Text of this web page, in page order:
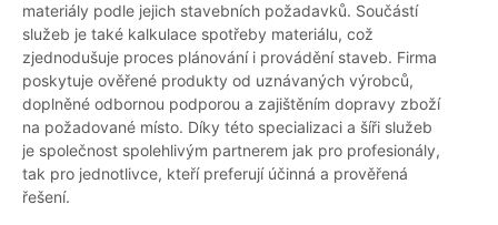
materiály podle jejich stavebních požadavků. Součástí
služeb je také kalkulace spotřeby materiálu, což
zjednodušuje proces plánování i provádění staveb. Firma
poskytuje ověřené produkty od uznávaných výrobců,
doplněné odbornou podporou a zajištěním dopravy zboží
na požadované místo. Díky této specializaci a šíři služeb
je společnost spolehlivým partnerem jak pro profesionály,
tak pro jednotlivce, kteří preferují účinná a prověřená
řešení.